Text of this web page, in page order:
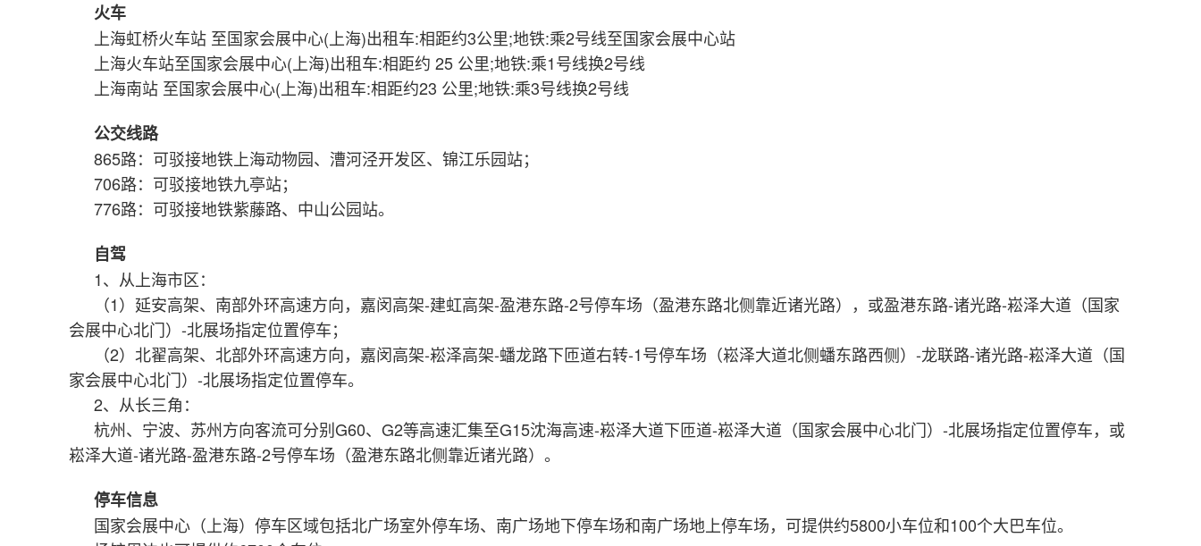
火车
上海虹桥火车站 至国家会展中心(上海)出租车:相距约3公里;地铁:乘2号线至国家会展中心站
上海火车站至国家会展中心(上海)出租车:相距约 25 公里;地铁:乘1号线换2号线
上海南站 至国家会展中心(上海)出租车:相距约23 公里;地铁:乘3号线换2号线
公交线路
865路：可驳接地铁上海动物园、漕河泾开发区、锦江乐园站；
706路：可驳接地铁九亭站；
776路：可驳接地铁紫藤路、中山公园站。
自驾
1、从上海市区：
（1）延安高架、南部外环高速方向，嘉闵高架-建虹高架-盈港东路-2号停车场（盈港东路北侧靠近诸光路），或盈港东路-诸光路-崧泽大道（国家
会展中心北门）-北展场指定位置停车；
（2）北翟高架、北部外环高速方向，嘉闵高架-崧泽高架-蟠龙路下匝道右转-1号停车场（崧泽大道北侧蟠东路西侧）-龙联路-诸光路-崧泽大道（国
家会展中心北门）-北展场指定位置停车。
2、从长三角：
杭州、宁波、苏州方向客流可分别G60、G2等高速汇集至G15沈海高速-崧泽大道下匝道-崧泽大道（国家会展中心北门）-北展场指定位置停车，或
崧泽大道-诸光路-盈港东路-2号停车场（盈港东路北侧靠近诸光路）。
停车信息
国家会展中心（上海）停车区域包括北广场室外停车场、南广场地下停车场和南广场地上停车场，可提供约5800小车位和100个大巴车位。